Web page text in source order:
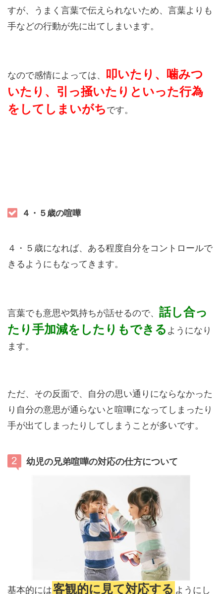
すが、うまく言葉で伝えられないため、言葉よりも
手などの行動が先に出てしまいます。
なので感情によっては、 叩いたり、噛みつ
いたり、引っ掻いたりといった行為
をしてしまいがち です。
４・５歳の喧嘩
４・５歳になれば、ある程度自分をコントロールで
きるようにもなってきます。
言葉でも意思や気持ちが話せるので、 話し合っ
たり手加減をしたりもできる ようになり
ます。
ただ、その反面で、自分の思い通りにならなかった
り自分の意思が通らないと喧嘩になってしまったり
手が出てしまったりしてしまうことが多いです。
幼児の兄弟喧嘩の対応の仕方について
基本的には客観的に見て対応する ようにし